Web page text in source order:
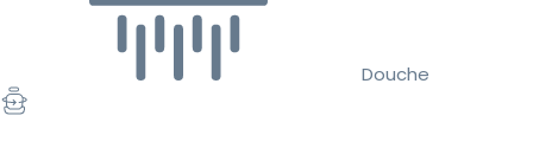
Douche